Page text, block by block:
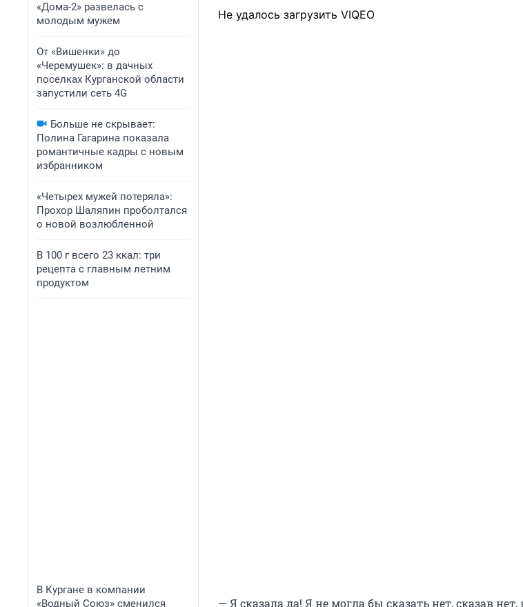
«Дома-2» развелась с
молодым мужем
От «Вишенки» до
«Черемушек»: в дачных
поселках Курганской области
запустили сеть 4G
Больше не скрывает:
Полина Гагарина показала
романтичные кадры с новым
избранником
«Четырех мужей потеряла»:
Прохор Шаляпин проболтался
о новой возлюбленной
В 100 г всего 23 ккал: три
рецепта с главным летним
продуктом
В Кургане в компании
«Водный Союз» сменился
Не удалось загрузить VIQEO
— Я сказала да! Я не могла бы сказать нет, сказав